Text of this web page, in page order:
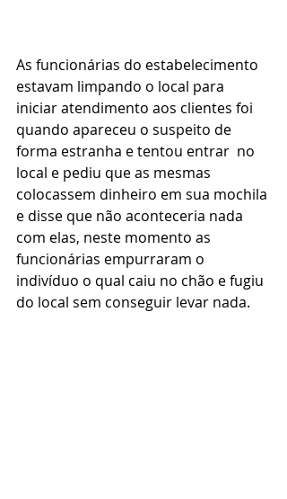
As funcionárias do estabelecimento
estavam limpando o local para
iniciar atendimento aos clientes foi
quando apareceu o suspeito de
forma estranha e tentou entrar  no
local e pediu que as mesmas
colocassem dinheiro em sua mochila
e disse que não aconteceria nada
com elas, neste momento as
funcionárias empurraram o
indivíduo o qual caiu no chão e fugiu
do local sem conseguir levar nada.